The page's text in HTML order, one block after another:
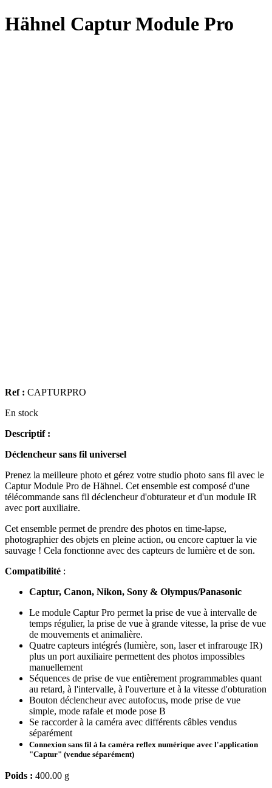
Hähnel Captur Module Pro
Ref : CAPTURPRO
En stock
Descriptif :
Déclencheur sans fil universel
Prenez la meilleure photo et gérez votre studio photo sans fil avec le
Captur Module Pro de Hähnel. Cet ensemble est composé d'une
télécommande sans fil déclencheur d'obturateur et d'un module IR
avec port auxiliaire.
Cet ensemble permet de prendre des photos en time-lapse,
photographier des objets en pleine action, ou encore captuer la vie
sauvage ! Cela fonctionne avec des capteurs de lumière et de son.
Compatibilité :
Captur, Canon, Nikon, Sony & Olympus/Panasonic
Le module Captur Pro permet la prise de vue à intervalle de
temps régulier, la prise de vue à grande vitesse, la prise de vue
de mouvements et animalière.
Quatre capteurs intégrés (lumière, son, laser et infrarouge IR)
plus un port auxiliaire permettent des photos impossibles
manuellement
Séquences de prise de vue entièrement programmables quant
au retard, à l'intervalle, à l'ouverture et à la vitesse d'obturation
Bouton déclencheur avec autofocus, mode prise de vue
simple, mode rafale et mode pose B
Se raccorder à la caméra avec différents câbles vendus
séparément
Connexion sans fil à la caméra reflex numérique avec l'application
"Captur" (vendue séparément)
Poids : 400.00 g